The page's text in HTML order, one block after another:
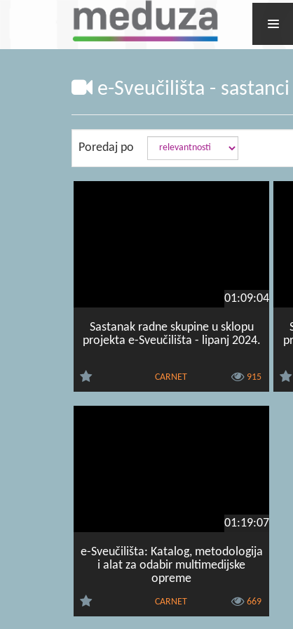
e-Sveučilišta -
Poredaj po
01:09:04
Sastanak radne skupine u sklopu
projekta e-Sveučilišta - lipanj 2024.
CARNET 915
01:19:07
e-Sveučilišta: Katalog, metodologija
i alat za odabir multimedijske
opreme
CARNET 669